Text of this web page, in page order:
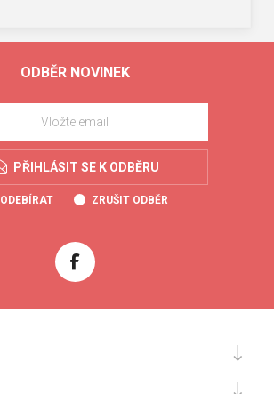
ODBĚR NOVINEK
PŘIHLÁSIT SE K ODBĚRU
ODEBÍRAT ZRUŠIT ODBĚR